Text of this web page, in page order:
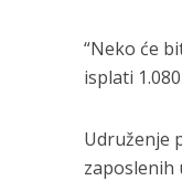
“Neko će
isplati
Udruženje
zaposlenih